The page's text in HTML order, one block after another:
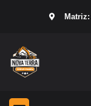
Matriz: